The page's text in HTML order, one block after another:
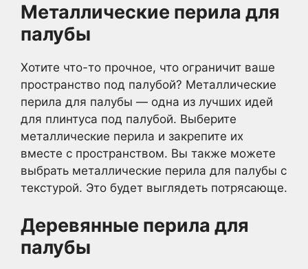
Металлические перила для
палубы
Хотите что-то прочное, что ограничит ваше
пространство под палубой? Металлические
перила для палубы — одна из лучших идей
для плинтуса под палубой. Выберите
металлические перила и закрепите их
вместе с пространством. Вы также можете
выбрать металлические перила для палубы с
текстурой. Это будет выглядеть потрясающе.
Деревянные перила для
палубы